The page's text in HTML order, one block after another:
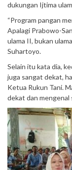
dukungan Ijtima
“Program pangan
Apalagi Prabowo-
ulama II, bukan
Suhartoyo.
Selain itu kata dia,
juga sangat dekat,
Ketua Rukun Tani.
dekat dan mengenal